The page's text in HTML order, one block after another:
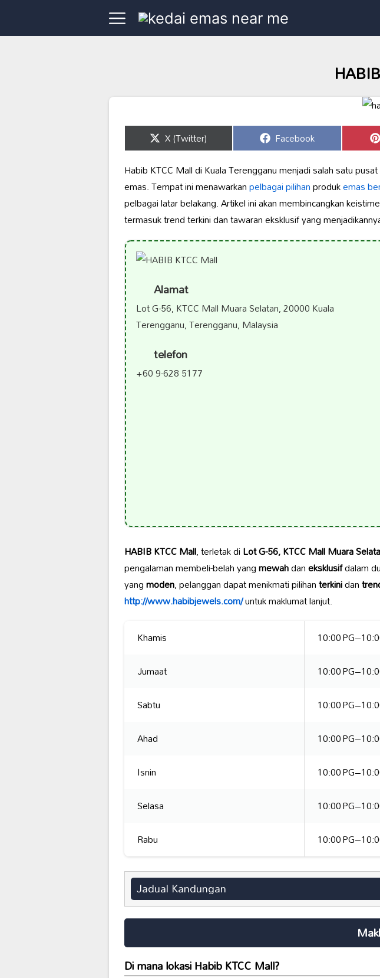
Share
on
X (Twitter) Share
on
Facebook
Habib KTCC Mall di Kuala Terengganu menjadi salah satu
emas. Tempat ini menawarkanpelbagai pilihanprodukemas
pelbagai latar belakang. Artikel ini akan membincangkan
termasuk trend terkini dan tawaran eksklusif yang
Alamat
Lot G-56, KTCC Mall Muara Selatan, 20000 Kuala
Terengganu, Terengganu, Malaysia
telefon
+60 9-628 5177
HABIB KTCC Mall, terletak diLot G-56, KTCC Mall Muara
pengalaman membeli-belah yangmewahdaneksklusifdalam
yangmoden, pelanggan dapat menikmati pilihanterkinidan
http://www.habibjewels.com/untuk maklumat lanjut.
Khamis
10:00
Jumaat
10:00
Sabtu
10:00
Ahad
10:00
Isnin
10:00
Selasa
10:00
Rabu
10:00
Jadual Kandungan
Di mana lokasiHabib KTCC Mall?